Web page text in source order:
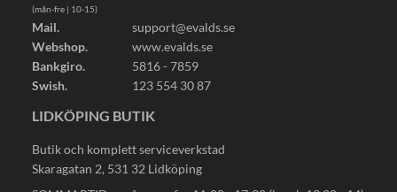
(mån-fre | 10-15)
Mail.
support@evalds.se
Webshop.
www.evalds.se
Bankgiro.
5816 - 7859
Swish.
123 554 30 87
LIDKÖPING BUTIK
Butik och komplett serviceverkstad
Skaragatan 2, 531 32 Lidköping